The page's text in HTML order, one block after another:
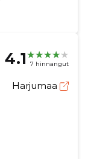
4.1 7 hinnangut
Harjumaa